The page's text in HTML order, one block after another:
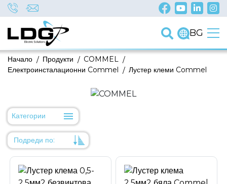
BG
/
Начало /
Продукти /
COMMEL
/
Електроинсталационни Commel Лустер клеми Commel
Категории
Подреди по:
Име